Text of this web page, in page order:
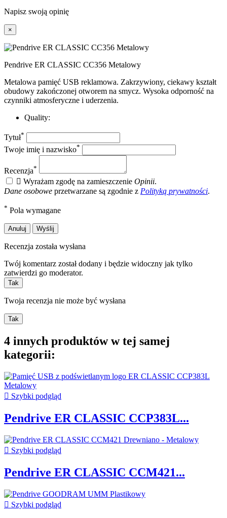
Napisz swoją opinię
×
Pendrive ER CLASSIC CC356 Metalowy
Metalowa pamięć USB reklamowa. Zakrzywiony, ciekawy kształt
obudowy zakończonej otworem na smycz. Wysoka odporność na
czynniki atmosferyczne i uderzenia.
Quality:
Tytuł*
Twoje imię i nazwisko*
Recenzja*
 Wyrażam zgodę na zamieszczenie Opinii.
Dane osobowe przetwarzane są zgodnie z Polityką prywatności.
* Pola wymagane
Anuluj Wyślij
Recenzja została wysłana
Twój komentarz został dodany i będzie widoczny jak tylko
zatwierdzi go moderator.
Tak
Twoja recenzja nie może być wysłana
Tak
4 innych produktów w tej samej
kategorii:
 Szybki podgląd
Pendrive ER CLASSIC CCP383L...
 Szybki podgląd
Pendrive ER CLASSIC CCM421...
 Szybki podgląd